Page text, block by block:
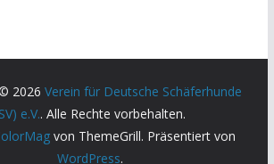
2026 Verein für Deutsche Schäferhunde
e.V.. Alle Rechte vorbehalten.
von ThemeGrill. Präsentiert von
WordPress.